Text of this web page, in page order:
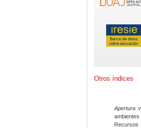
Otros índices
Apertura
Recursos